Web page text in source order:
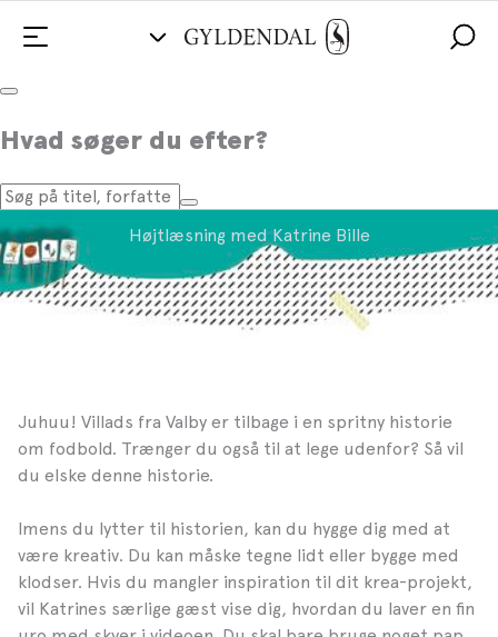
Hvad søger du efter?
Villads fra Valby spiller
Højtlæsning med Katrine Bille
Juhuu! Villads fra Valby er tilbage i en spritny historie
om fodbold. Trænger du også til at lege udenfor? Så vil
du elske denne historie.
Imens du lytter til historien, kan du hygge dig med at
være kreativ. Du kan måske tegne lidt eller bygge med
klodser. Hvis du mangler inspiration til dit krea-projekt,
vil Katrines særlige gæst vise dig, hvordan du laver en fin